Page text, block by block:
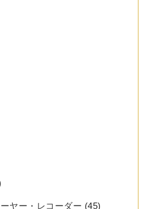
ヤー・レコーダー (45)